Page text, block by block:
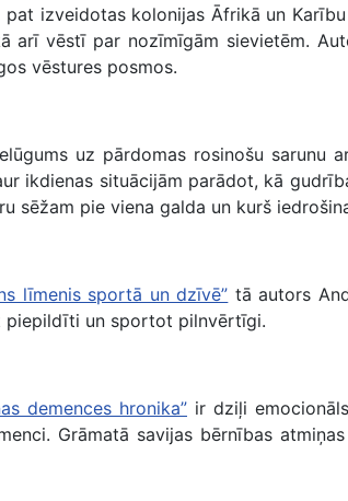
izveidotas kolonijas Āfrikā un Karību
arī vēstī par nozīmīgām sievietēm.
vēstures posmos.
uz pārdomas rosinošu sarunu
ikdienas situācijām parādot, kā
sēžam pie viena galda un kurš
līmenis sportā un dzīvē” tā autors
piepildīti un sportot pilnvērtīgi.
demences hronika” ir dziļi
Grāmatā savijas bērnības